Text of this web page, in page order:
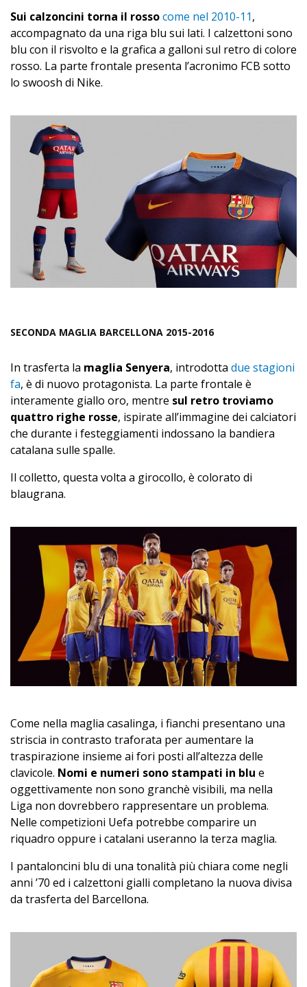
Sui calzoncini torna il rossocome nel 2010-11,
accompagnato da una riga blu sui lati. I calzettoni sono
blu con il risvolto e la grafica a galloni sul retro di colore
rosso. La parte frontale presenta l’acronimo FCB sotto
lo swoosh di Nike.
SECONDA MAGLIA BARCELLONA 2015-2016
In trasferta la maglia Senyera, introdotta due stagioni
fa, è di nuovo protagonista. La parte frontale è
interamente giallo oro, mentre sul retro troviamo
quattro righe rosse, ispirate all’immagine dei calciatori
che durante i festeggiamenti indossano la bandiera
catalana sulle spalle.
Il colletto, questa volta a girocollo, è colorato di
blaugrana.
Come nella maglia casalinga, i fianchi presentano una
striscia in contrasto traforata per aumentare la
traspirazione insieme ai fori posti all’altezza delle
clavicole. Nomi e numeri sono stampati in blu e
oggettivamente non sono granchè visibili, ma nella
Liga non dovrebbero rappresentare un problema.
Nelle competizioni Uefa potrebbe comparire un
riquadro oppure i catalani useranno la terza maglia.
I pantaloncini blu di una tonalità più chiara come negli
anni ’70 ed i calzettoni gialli completano la nuova divisa
da trasferta del Barcellona.